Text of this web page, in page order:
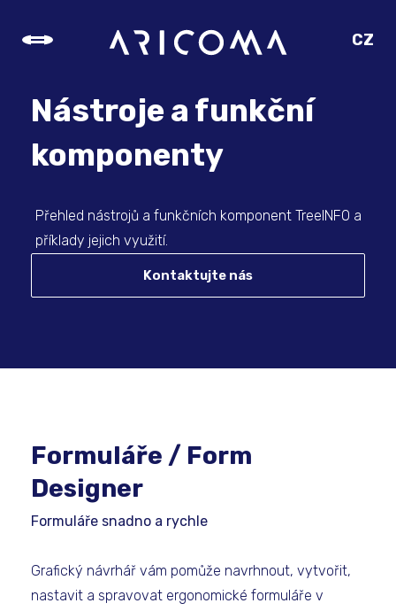
CZ
Nástroje a funkční
komponenty
Přehled nástrojů a funkčních komponent TreeINFO a
příklady jejich využití.
Kontaktujte nás
Formuláře / Form
Designer
Formuláře snadno a rychle
Grafický návrhář vám pomůže navrhnout, vytvořit,
nastavit a spravovat ergonomické formuláře v